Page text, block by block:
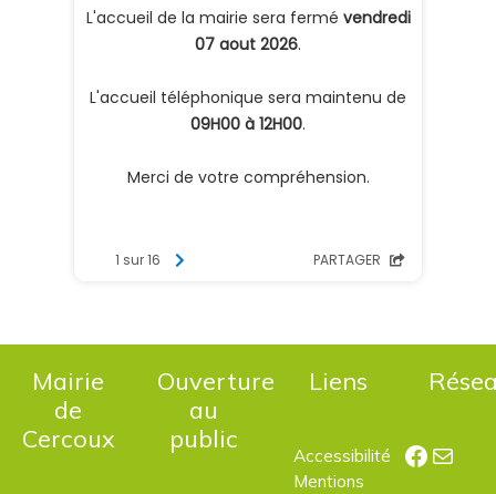
Mairie
de
Cercoux
Ouverture
au
public
Liens
Accessibilité
Mentions
E-mail